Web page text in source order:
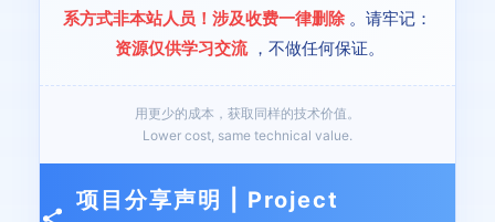
系方式非本站人员！涉及收费一律删除 。请牢记：
资源仅供学习交流 ，不做任何保证。
用更少的成本，获取同样的技术价值。
Lower cost, same technical value.
项目分享声明 | Project